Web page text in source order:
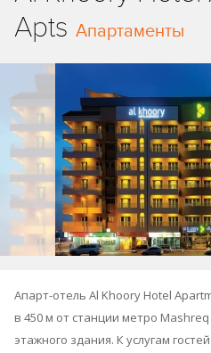
Apts Апартаменты
Апарт-отель Al Khoory Hotel
в 450 м от станции метро
этажного здания. К услугам